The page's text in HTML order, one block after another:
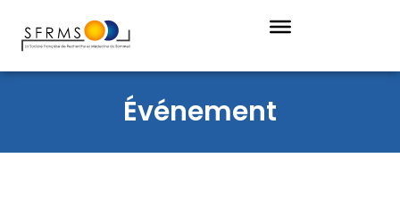
Événement